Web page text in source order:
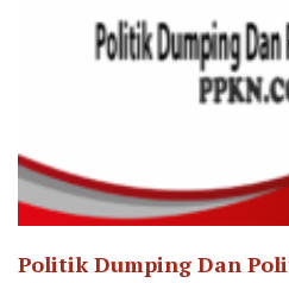
Politik Dumping Dan